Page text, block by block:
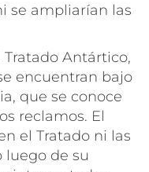
se ampliarían las
Antártico,
encuentran bajo
que se conoce
reclamos. El
el Tratado ni las
luego de su